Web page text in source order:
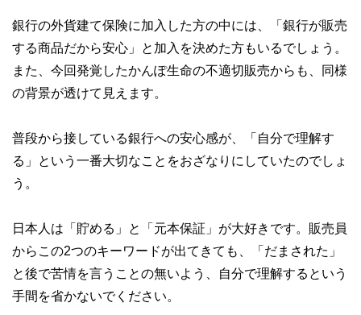
銀行の外貨建て保険に加入した方の中には、「銀行が販売
する商品だから安心」と加入を決めた方もいるでしょう。
また、今回発覚したかんぽ生命の不適切販売からも、同様
の背景が透けて見えます。
普段から接している銀行への安心感が、「自分で理解す
る」という一番大切なことをおざなりにしていたのでしょ
う。
日本人は「貯める」と「元本保証」が大好きです。販売員
からこの2つのキーワードが出てきても、「だまされた」
と後で苦情を言うことの無いよう、自分で理解するという
手間を省かないでください。